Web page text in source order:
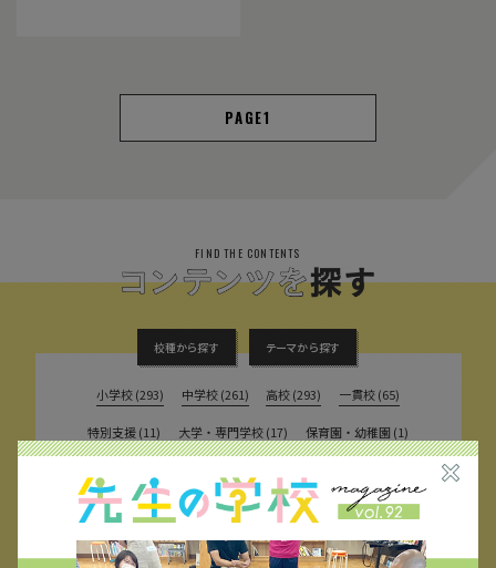
1
FIND THE CONTENTS
校種から探す テーマから探す
小学校 (293) 中学校 (261) 高校 (293) 一貫校 (65)
特別支援 (11) 大学・専門学校 (17) 保育園・幼稚園 (1)
オルタナティブスクール (18) 教育委員会 (4)